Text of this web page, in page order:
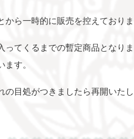
から一時的に販売を控えており
ってくるまでの暫定商品とな
す。
の目処がつきましたら再開いた